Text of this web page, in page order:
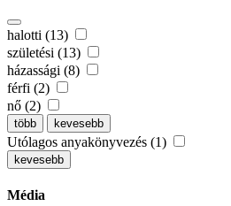
halotti (13)
születési (13)
házassági (8)
férfi (2)
nő (2)
több kevesebb
Utólagos anyakönyvezés (1)
kevesebb
Média